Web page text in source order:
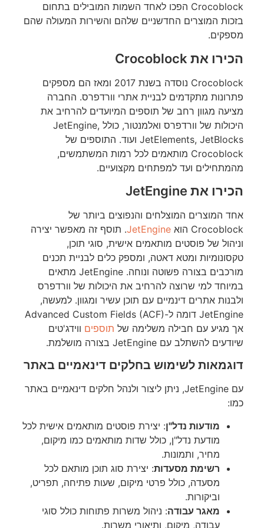
Crocoblock הפכו לאחד השמות המובילים בתחום
בזכות המוצרים החדשניים שלהם והשירות המעולה שהם
מספקים.
הכירו את Crocoblock
Crocoblock נוסדה בשנת 2017 ומאז הם מספקים
פתרונות מתקדמים לבניית אתרי וורדפרס. החברה
מציעה מגוון רחב של תוספים המיועדים להרחיב את
היכולות של וורדפרס ואלמנטור, כולל JetEngine,
JetElements, JetBlocks ועוד. התוספים של
Crocoblock מותאמים לכל רמות המשתמשים,
מהמתחילים ועד למפתחים מקצועיים.
הכירו את JetEngine
אחד המוצרים המוצלחים והנפוצים ביותר של
Crocoblock הוא
JetEngine. תוסף זה מאפשר יצירה
וניהול של פוסטים מותאמים אישית, סוגי תוכן,
טקסונומיות ומטא דאטה, ומספק כלים לבניית תכנים
מורכבים בצורה פשוטה ונוחה. JetEngine מתאים
במיוחד למי שרוצה להרחיב את היכולות של וורדפרס
ולבנות אתרים דינמיים עם תוכן עשיר ומגוון. למעשה,
JetEngine דומה ל-Advanced Custom Fields (ACF)
אך מגיע עם חבילה משלימה של תוספים ווידג'טים
שיודעים להשתלב עם JetEngine בצורה מושלמת.
דוגמאות לשימוש בחלקים דינאמיים באתר
עם JetEngine, ניתן ליצור ולנהל חלקים דינאמיים באתר
כמו:
מודעות נדל"ן: יצירת פוסטים מותאמים אישית לכל
מודעת נדל"ן, כולל שדות מותאמים כמו מיקום,
מחיר, ותמונות.
רשימת מסעדות: יצירת סוג תוכן מותאם לכל
מסעדה, כולל פרטי מיקום, שעות פתיחה, תפריט,
וביקורות.
מאגר עבודה: ניהול משרות פתוחות כולל סוגי
עבודה, מיקום, ותיאורי משרות.